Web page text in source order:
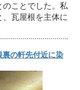
ことでした。私
瓦屋根を主体に
の軒先付近に染